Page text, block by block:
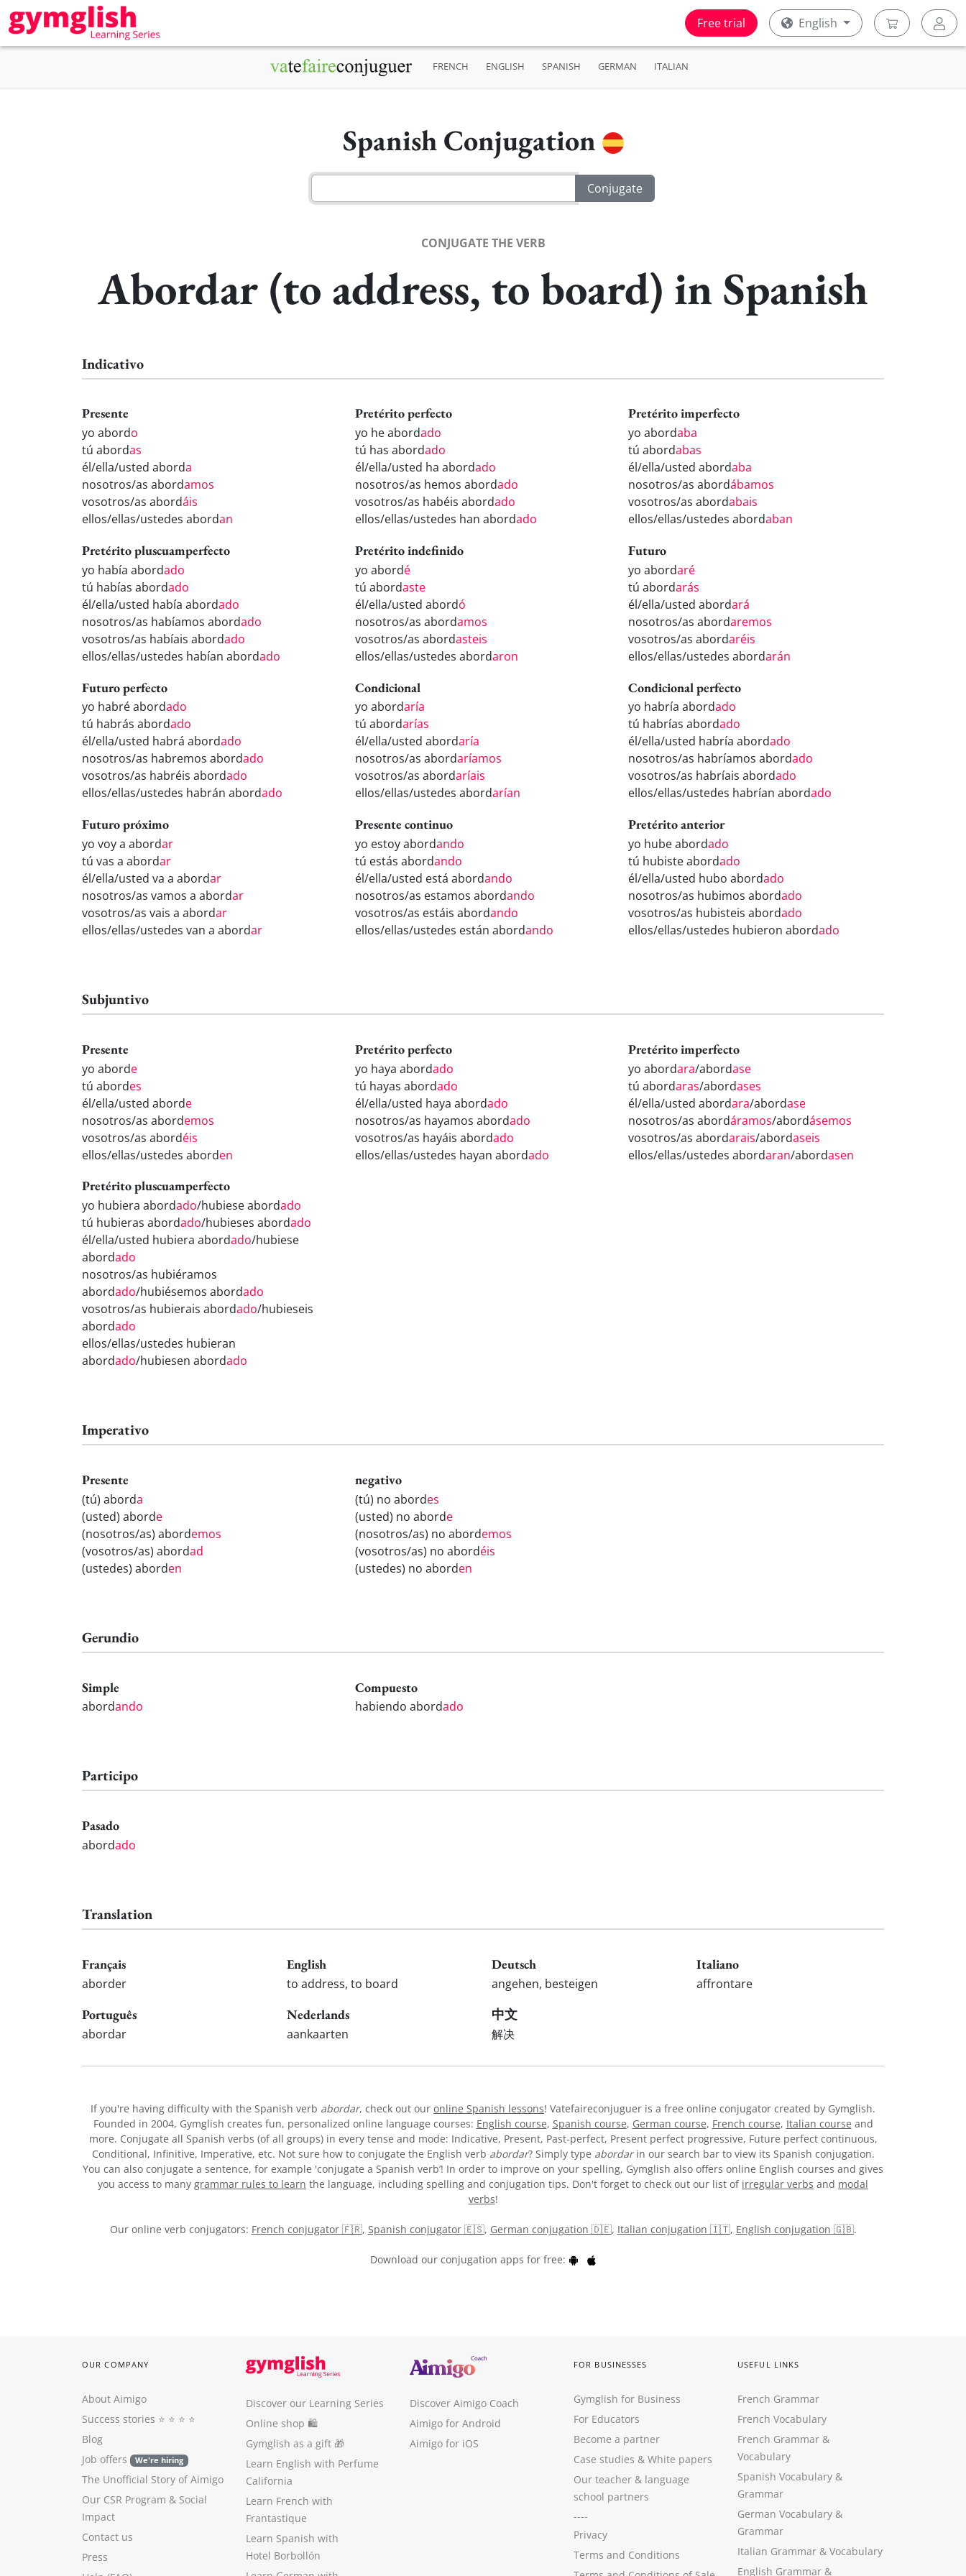
Free trial English
FRENCH ENGLISH SPANISH GERMAN ITALIAN
Spanish Conjugation
CONJUGATE THE VERB
Abordar (to address, to board) in Spanish
Indicativo
Presente
yo abordo
tú abordas
él/ella/usted aborda
nosotros/as abordamos
vosotros/as abordáis
ellos/ellas/ustedes abordan
Pretérito perfecto
yo he abordado
tú has abordado
él/ella/usted ha abordado
nosotros/as hemos abordado
vosotros/as habéis abordado
ellos/ellas/ustedes han abordado
Pretérito imperfecto
yo abordaba
tú abordabas
él/ella/usted abordaba
nosotros/as abordábamos
vosotros/as abordabais
ellos/ellas/ustedes abordaban
Pretérito pluscuamperfecto
yo había abordado
tú habías abordado
él/ella/usted había abordado
nosotros/as habíamos abordado
vosotros/as habíais abordado
ellos/ellas/ustedes habían abordado
Pretérito indefinido
yo abordé
tú abordaste
él/ella/usted abordó
nosotros/as abordamos
vosotros/as abordasteis
ellos/ellas/ustedes abordaron
Futuro
yo abordaré
tú abordarás
él/ella/usted abordará
nosotros/as abordaremos
vosotros/as abordaréis
ellos/ellas/ustedes abordarán
Futuro perfecto
yo habré abordado
tú habrás abordado
él/ella/usted habrá abordado
nosotros/as habremos abordado
vosotros/as habréis abordado
ellos/ellas/ustedes habrán abordado
Condicional
yo abordaría
tú abordarías
él/ella/usted abordaría
nosotros/as abordaríamos
vosotros/as abordaríais
ellos/ellas/ustedes abordarían
Condicional perfecto
yo habría abordado
tú habrías abordado
él/ella/usted habría abordado
nosotros/as habríamos abordado
vosotros/as habríais abordado
ellos/ellas/ustedes habrían abordado
Futuro próximo
yo voy a abordar
tú vas a abordar
él/ella/usted va a abordar
nosotros/as vamos a abordar
vosotros/as vais a abordar
ellos/ellas/ustedes van a abordar
Presente continuo
yo estoy abordando
tú estás abordando
él/ella/usted está abordando
nosotros/as estamos abordando
vosotros/as estáis abordando
ellos/ellas/ustedes están abordando
Pretérito anterior
yo hube abordado
tú hubiste abordado
él/ella/usted hubo abordado
nosotros/as hubimos abordado
vosotros/as hubisteis abordado
ellos/ellas/ustedes hubieron abordado
Subjuntivo
Presente
yo aborde
tú abordes
él/ella/usted aborde
nosotros/as abordemos
vosotros/as abordéis
ellos/ellas/ustedes aborden
Pretérito perfecto
yo haya abordado
tú hayas abordado
él/ella/usted haya abordado
nosotros/as hayamos abordado
vosotros/as hayáis abordado
ellos/ellas/ustedes hayan abordado
Pretérito imperfecto
yo abordara/abordase
tú abordaras/abordases
él/ella/usted abordara/abordase
nosotros/as abordáramos/abordásemos
vosotros/as abordarais/abordaseis
ellos/ellas/ustedes abordaran/abordasen
Pretérito pluscuamperfecto
yo hubiera abordado/hubiese abordado
tú hubieras abordado/hubieses abordado
él/ella/usted hubiera abordado/hubiese
abordado
nosotros/as hubiéramos
abordado/hubiésemos abordado
vosotros/as hubierais abordado/hubieseis
abordado
ellos/ellas/ustedes hubieran
abordado/hubiesen abordado
Imperativo
Presente
(tú) aborda
(usted) aborde
(nosotros/as) abordemos
(vosotros/as) abordad
(ustedes) aborden
negativo
(tú) no abordes
(usted) no aborde
(nosotros/as) no abordemos
(vosotros/as) no abordéis
(ustedes) no aborden
Gerundio
Simple
abordando
Compuesto
habiendo abordado
Participo
Pasado
abordado
Translation
Français
aborder
English
to address, to board
Deutsch
angehen, besteigen
Italiano
affrontare
Português
abordar
Nederlands
aankaarten
中文
解决
If you're having difficulty with the Spanish verb abordar, check out our online Spanish lessons! Vatefaireconjuguer is a free online conjugator created by Gymglish.
Founded in 2004, Gymglish creates fun, personalized online language courses: English course, Spanish course, German course, French course, Italian course and
more. Conjugate all Spanish verbs (of all groups) in every tense and mode: Indicative, Present, Past-perfect, Present perfect progressive, Future perfect continuous,
Conditional, Infinitive, Imperative, etc. Not sure how to conjugate the English verb abordar? Simply type abordarin our search bar to view its Spanish conjugation.
You can also conjugate a sentence, for example 'conjugate a Spanish verb’! In order to improve on your spelling, Gymglish also offers online English courses and gives
you access to many grammar rules to learn the language, including spelling and conjugation tips. Don't forget to check out our list of irregular verbs and modal
verbs!
Our online verb conjugators: French conjugator 🇫🇷, Spanish conjugator 🇪🇸, German conjugation 🇩🇪, Italian conjugation 🇮🇹, English conjugation 🇬🇧.
Download our conjugation apps for free:
OUR COMPANY
About Aimigo
Success stories ⭐️ ⭐️ ⭐️ ⭐️
Blog
Job offers
We're hiring
The Unofficial Story of Aimigo
Our CSR Program & Social
Impact
Contact us
Press
Discover our Learning Series
Online shop 🛍
Gymglish as a gift 🎁
Learn English with Perfume
California
Learn French with
Frantastique
Learn Spanish with
Hotel Borbollón
Discover Aimigo Coach
Aimigo for Android
Aimigo for iOS
FOR BUSINESSES
Gymglish for Business
For Educators
Become a partner
Case studies & White papers
Our teacher & language
school partners
----
Privacy
Terms and Conditions
USEFUL LINKS
French Grammar
French Vocabulary
French Grammar &
Vocabulary
Spanish Vocabulary &
Grammar
German Vocabulary &
Grammar
Italian Grammar & Vocabulary
English Grammar &